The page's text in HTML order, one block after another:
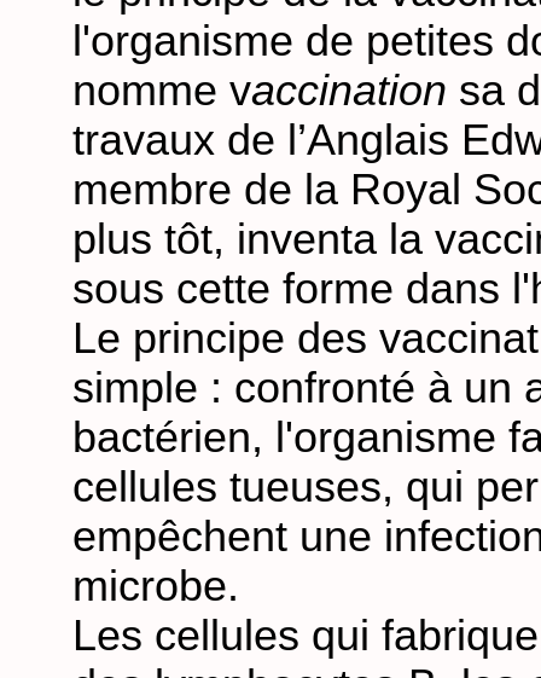
l'organisme de petites
nomme vaccination sa
travaux de l’Anglais
membre de la Royal
plus tôt, inventa la
sous cette forme dans
Le principe des
simple : confronté à un
bactérien, l'organisme
cellules tueuses, qui
empêchent une
microbe.
Les cellules qui